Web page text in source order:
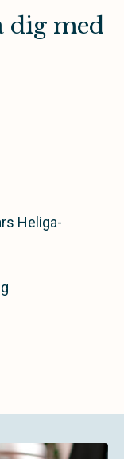
dig med
Heliga-